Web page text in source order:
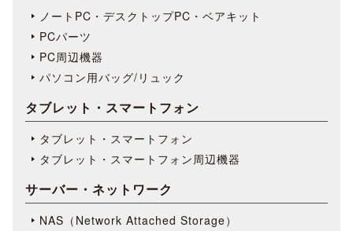
ノートPC・デスクトップPC・ベアキット
PCパーツ
PC周辺機器
パソコン用バッグ/リュック
タブレット・スマートフォン
タブレット・スマートフォン
タブレット・スマートフォン周辺機器
サーバー・ネットワーク
NAS（Network Attached Storage）